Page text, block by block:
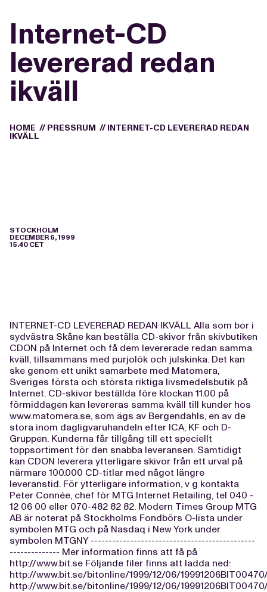
Internet-CD
levererad redan
ikväll
HOME // PRESSRUM // INTERNET-CD LEVERERAD REDAN
IKVÄLL
STOCKHOLM
DECEMBER 6, 1999
15.40 CET
INTERNET-CD LEVERERAD REDAN IKVÄLL Alla som bor i
sydvästra Skåne kan beställa CD-skivor från skivbutiken
CDON på Internet och få dem levererade redan samma
kväll, tillsammans med purjolök och julskinka. Det kan
ske genom ett unikt samarbete med Matomera,
Sveriges första och största riktiga livsmedelsbutik på
Internet. CD-skivor beställda före klockan 11.00 på
förmiddagen kan levereras samma kväll till kunder hos
www.matomera.se, som ägs av Bergendahls, en av de
stora inom dagligvaruhandeln efter ICA, KF och D-
Gruppen. Kunderna får tillgång till ett speciellt
toppsortiment för den snabba leveransen. Samtidigt
kan CDON leverera ytterligare skivor från ett urval på
närmare 100.000 CD-titlar med något längre
leveranstid. För ytterligare information, v g kontakta
Peter Connée, chef för MTG Internet Retailing, tel 040 -
12 06 00 eller 070-482 82 82. Modern Times Group MTG
AB är noterat på Stockholms Fondbörs O-lista under
symbolen MTG och på Nasdaq i New York under
symbolen MTGNY ----------------------------------------------
-------------- Mer information finns att få på
http://www.bit.se Följande filer finns att ladda ned:
http://www.bit.se/bitonline/1999/12/06/
http://www.bit.se/bitonline/1999/12/06/